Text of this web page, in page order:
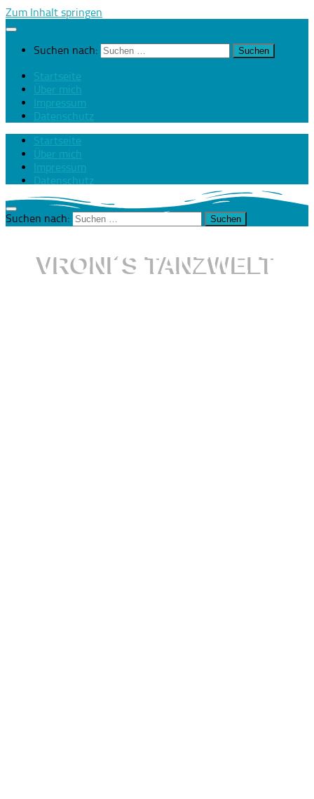
Zum Inhalt springen
Suchen nach:
Startseite
Über mich
Impressum
Datenschutz
Startseite
Über mich
Impressum
Datenschutz
Suchen nach:
VRONI´S TANZWELT